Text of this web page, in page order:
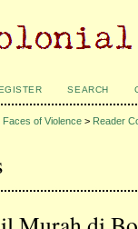
SEARCH
Faces of Violence > Reader